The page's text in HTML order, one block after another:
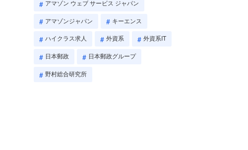
アマゾン ウェブ サービス ジャパン
アマゾンジャパン キーエンス
ハイクラス求人 外資系 外資系IT
日本郵政 日本郵政グループ
野村総合研究所